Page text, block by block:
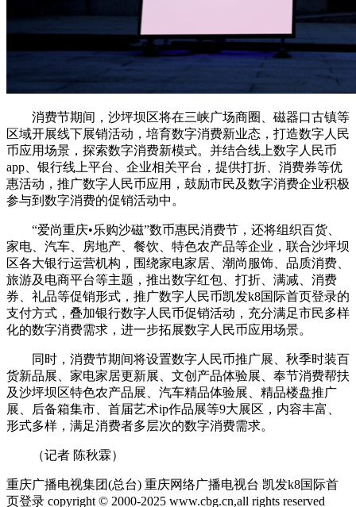
消费节期间，沙坪坝区将在三峡广场商圈、磁器口古镇等
区域开展线下展销活动，培育数字消费新业态，打造数字人民
币应用场景，探索数字消费新模式。并结合线上数字人民币
app、银行线上平台、企业相关平台，提供打折、消费券等优
惠活动，推广数字人民币应用，鼓励市民及数字消费企业积极
参与到数字消费的促销活动中。
“爱尚重庆•乐购沙磁”数币惠民消费节，还将组织百货、
家电、汽车、房地产、餐饮、特色农产品等企业，联合沙坪坝
区各大银行运营机构，围绕家电家居、潮尚服饰、品质消费、
旅游及电商平台等主题，推出数字红包、打折、满减、消费
券、礼品等促销形式，推广数字人民币凯发k8国际首页登录的
支付方式，叠加银行数字人民币促销活动，充分满足市民多样
化的数字消费需求，进一步拓展数字人民币应用场景。
同时，消费节期间将设置数字人民币推广展、秋季时装百
货新品展、家电家居更新展、文创产品体验展、奉节消费帮扶
及沙坪坝区特色农产品展、汽车精品体验展、精品楼盘推广
展、后备箱集市、首届艺术ip作品展等9大展区，内容丰富、
形式多样，满足消费者多层次的数字消费需求。
（记者 陈秋霖）
重庆广播电视集团(总台) 重庆网络广播电视台 凯发k8国际首
页登录 copyright © 2000-2025 www.cbg.cn,all rights reserved